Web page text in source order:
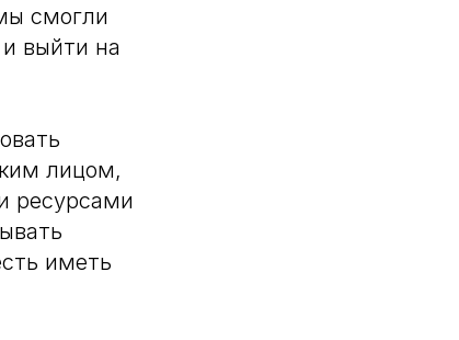
смогли
выйти на
лицом,
ресурсами
иметь